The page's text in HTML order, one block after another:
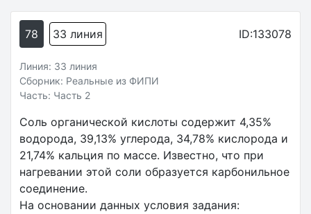
78 33 линия ID:133078
Линия: 33 линия
Сборник: Реальные из ФИПИ
Часть: Часть 2
Соль органической кислоты содержит 4,35%
водорода, 39,13% углерода, 34,78% кислорода и
21,74% кальция по массе. Известно, что при
нагревании этой соли образуется карбонильное
соединение.
На основании данных условия задания: